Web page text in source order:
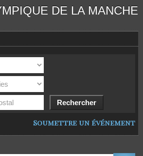
DE LA MANCHE
Soumettre un événement